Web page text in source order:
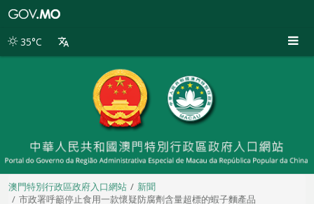
別
35°C
澳門特別行政區政府入口網站
新聞
市政署呼籲停止食用一款懷疑防腐劑含量超標的蝦子麵產品